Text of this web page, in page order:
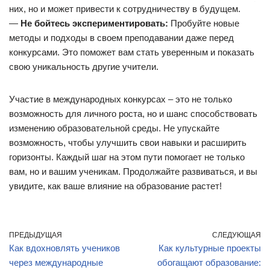
них, но и может привести к сотрудничеству в будущем.
— Не бойтесь экспериментировать: Пробуйте новые
методы и подходы в своем преподавании даже перед
конкурсами. Это поможет вам стать уверенным и показать
свою уникальность другие учители.
Участие в международных конкурсах – это не только
возможность для личного роста, но и шанс способствовать
изменению образовательной среды. Не упускайте
возможность, чтобы улучшить свои навыки и расширить
горизонты. Каждый шаг на этом пути помогает не только
вам, но и вашим ученикам. Продолжайте развиваться, и вы
увидите, как ваше влияние на образование растет!
ПРЕДЫДУЩАЯ
Как вдохновлять учеников
через международные
СЛЕДУЮЩАЯ
Как культурные проекты
обогащают образование: